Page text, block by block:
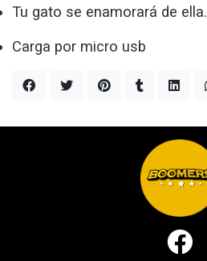
Tu gato se enamorará de ella.
Carga por micro usb